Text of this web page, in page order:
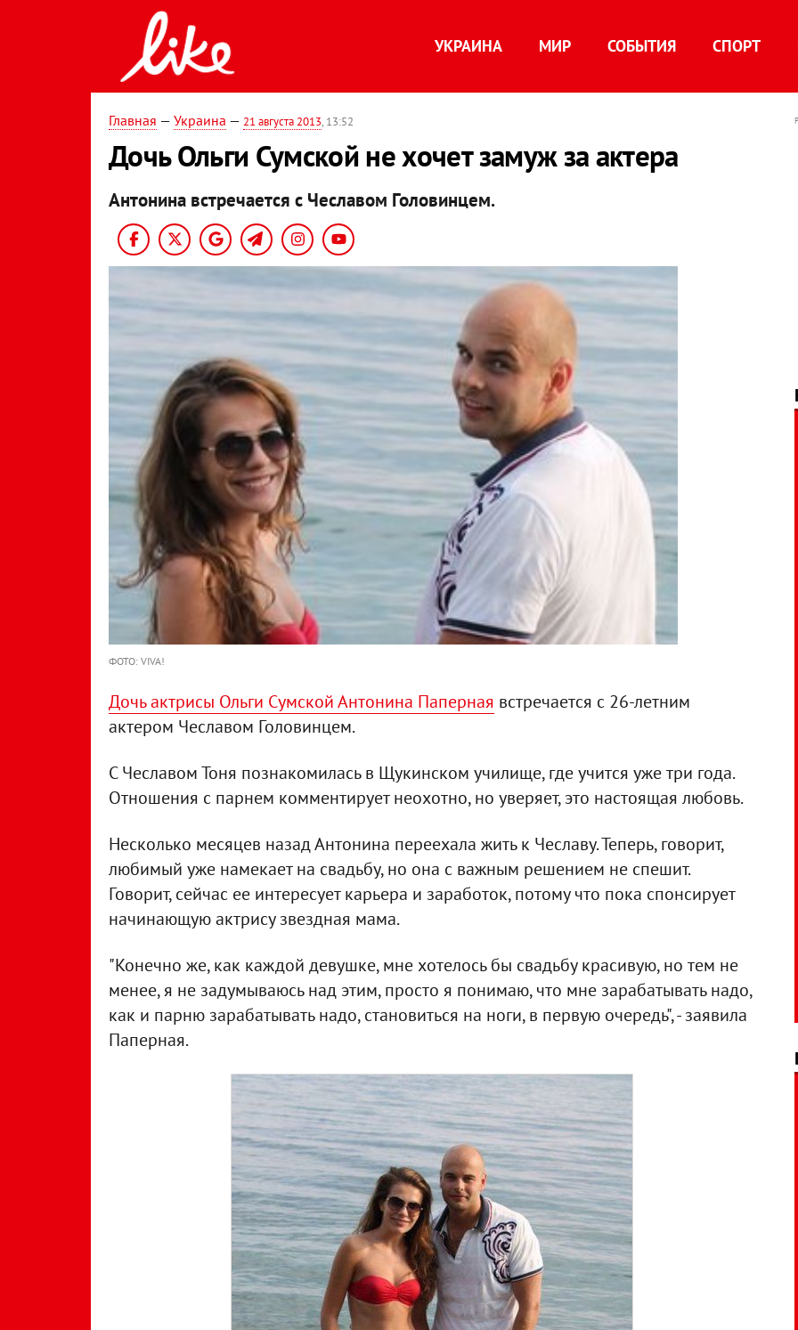
УКРАИНА МИР СОБЫТИЯ СПОРТ
Главная — Украина — 21 августа 2013, 13:52
Дочь Ольги Сумской не хочет замуж за актера
Антонина встречается с Чеславом Головинцем.
ФОТО: VIVA!
Дочь актрисы Ольги Сумской Антонина Паперная встречается с 26-летним
актером Чеславом Головинцем.
С Чеславом Тоня познакомилась в Щукинском училище, где учится уже три года.
Отношения с парнем комментирует неохотно, но уверяет, это настоящая любовь.
Несколько месяцев назад Антонина переехала жить к Чеславу. Теперь, говорит,
любимый уже намекает на свадьбу, но она с важным решением не спешит.
Говорит, сейчас ее интересует карьера и заработок, потому что пока спонсирует
начинающую актрису звездная мама.
"Конечно же, как каждой девушке, мне хотелось бы свадьбу красивую, но тем не
менее, я не задумываюсь над этим, просто я понимаю, что мне зарабатывать надо,
как и парню зарабатывать надо, становиться на ноги, в первую очередь", - заявила
Паперная.